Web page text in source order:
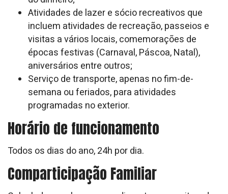
Atividades de lazer e sócio recreativos que
incluem atividades de recreação, passeios e
visitas a vários locais, comemorações de
épocas festivas (Carnaval, Páscoa, Natal),
aniversários entre outros;
Serviço de transporte, apenas no fim-de-
semana ou feriados, para atividades
programadas no exterior.
Horário de funcionamento
Todos os dias do ano, 24h por dia.
Comparticipação Familiar